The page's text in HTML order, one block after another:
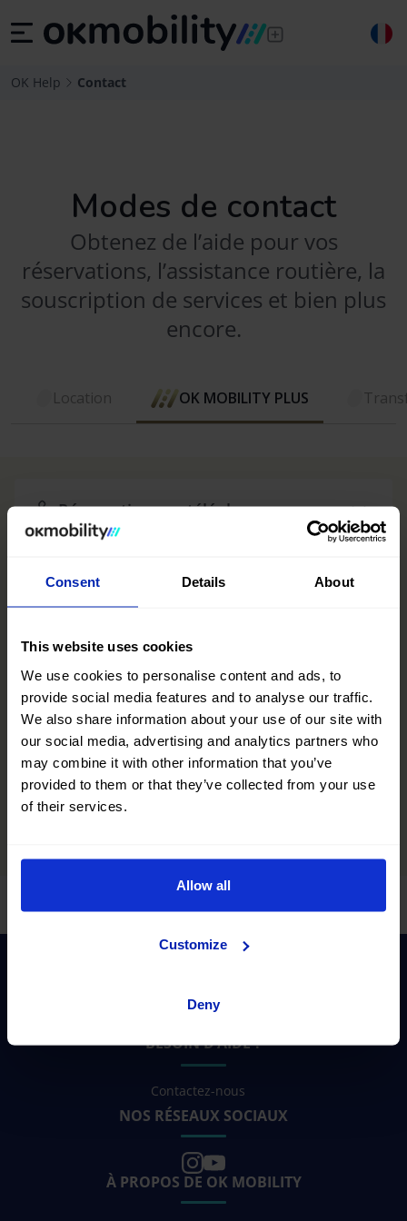
Consent Details About
This website uses cookies
We use cookies to personalise content and ads, to
provide social media features and to analyse our traffic.
We also share information about your use of our site with
our social media, advertising and analytics partners who
may combine it with other information that you’ve
provided to them or that they’ve collected from your use
of their services.
Allow all
Customize
Deny
OK Help Contact
Modes de contact
Obtenez de l’aide pour vos
réservations, l’assistance routière, la
souscription de services et bien plus
encore.
Location OK MOBILITY PLUS
Réservation par téléphone
Réservation par téléphone
assisteront tout au long du processus de
réservation.
Horaires d’ouverture du service
téléphonique
Lundi au dimanche : 10h00 à 18h00
Téléphone réservations OK Mobility Plus
BESOIN D’AIDE ?
Contactez-nous
NOS RÉSEAUX SOCIAUX
À PROPOS DE OK MOBILITY